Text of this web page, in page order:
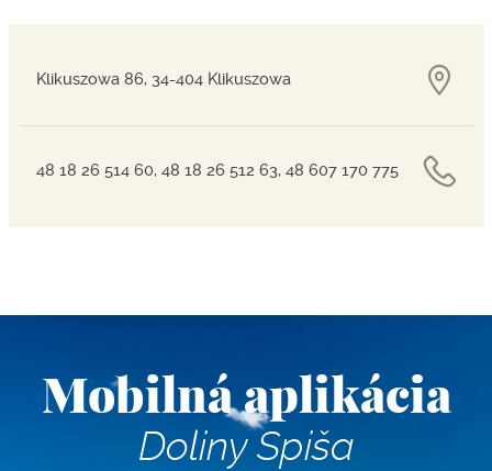
Klikuszowa 86, 34-404 Klikuszowa
48 18 26 514 60, 48 18 26 512 63, 48 607 170 775
Mobilná aplikácia
Doliny Spiša